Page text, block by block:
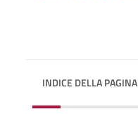
INDICE DELLA PAGINA